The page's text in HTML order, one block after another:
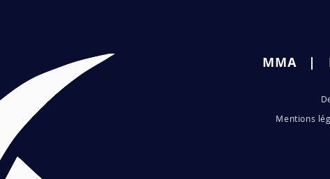
Rédigez un commentaire...MMA|
Mentions